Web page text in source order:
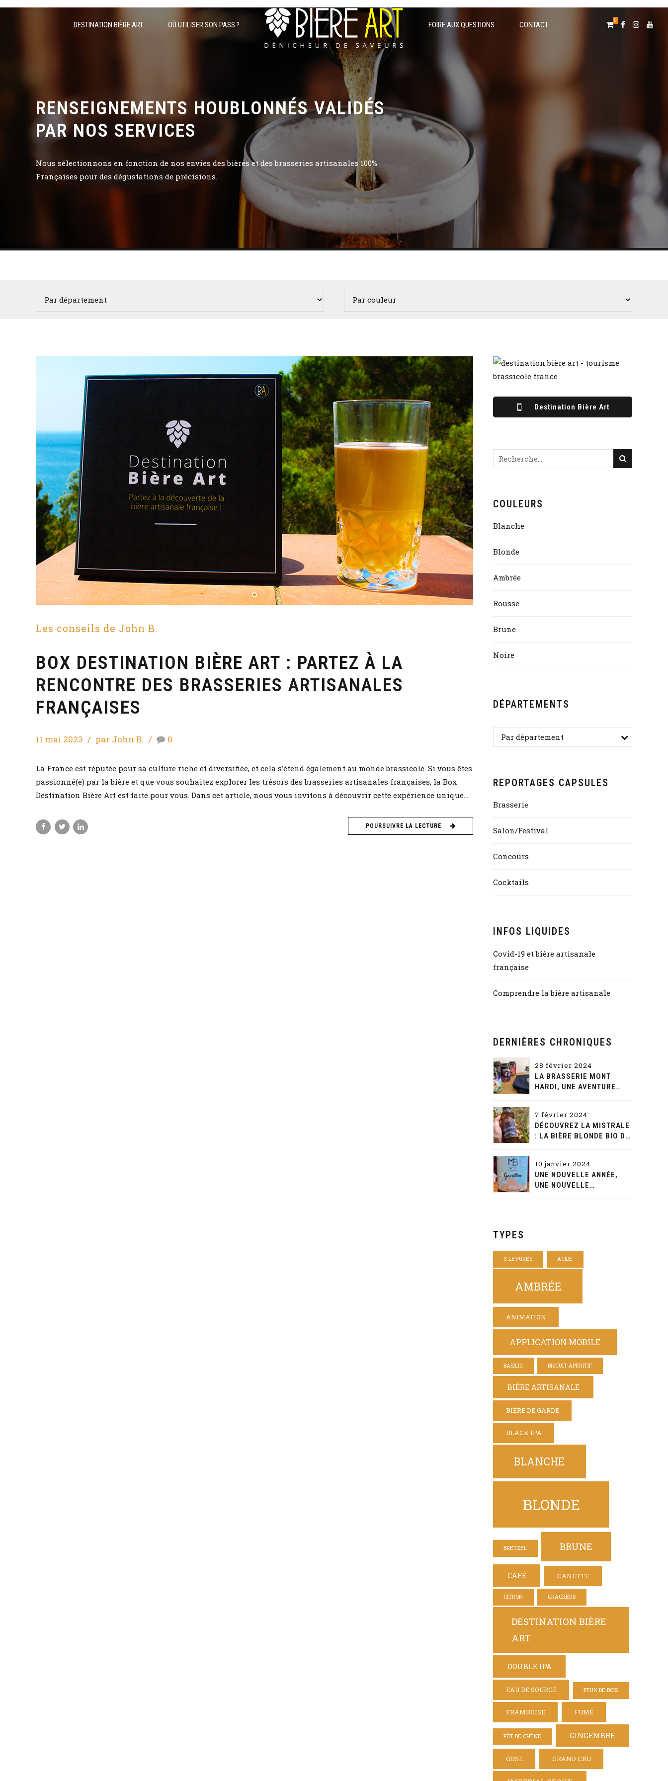
0
DESTINATION BIÈRE ART OÙ UTILISER SON PASS ? FOIRE AUX QUESTIONS CONTACT
RENSEIGNEMENTS HOUBLONNÉS VALIDÉS
PAR NOS SERVICES
Nous sélectionnons en fonction de nos envies des bières et des brasseries artisanales 100%
Françaises pour des dégustations de précisions.
Les conseils de John B.
BOX DESTINATION BIÈRE ART : PARTEZ À LA
RENCONTRE DES BRASSERIES ARTISANALES
FRANÇAISES
11 mai 2023 par John B. 0
La France est réputée pour sa culture riche et diversifiée, et cela s’étend également au monde brassicole. Si vous êtes
passionné(e) par la bière et que vous souhaitez explorer les trésors des brasseries artisanales françaises, la Box
Destination Bière Art est faite pour vous. Dans cet article, nous vous invitons à découvrir cette expérience unique...
POURSUIVRE LA LECTURE
Destination Bière Art
COULEURS
Blanche
Blonde
Ambrée
Rousse
Brune
Noire
DÉPARTEMENTS
Par département
REPORTAGES CAPSULES
Brasserie
Salon/Festival
Concours
Cocktails
INFOS LIQUIDES
Covid-19 et bière artisanale
française
Comprendre la bière artisanale
DERNIÈRES CHRONIQUES
28 février 2024
LA BRASSERIE MONT
HARDI, UNE AVENTURE
7 février 2024
DÉCOUVREZ LA MISTRALE
: LA BIÈRE BLONDE BIO DE
10 janvier 2024
UNE NOUVELLE ANNÉE,
UNE NOUVELLE
TYPES
3 LEVURES ACIDE
AMBRÉE
ANIMATION
APPLICATION MOBILE
BASILIC BISCUIT APÉRITIF
BIÈRE ARTISANALE
BIÈRE DE GARDE
BLACK IPA
BLANCHE
BLONDE
BRETZEL BRUNE
CAFÉ CANETTE
CITRON CRACKERS
DESTINATION BIÈRE
ART
DOUBLE IPA
EAU DE SOURCE FEUX DE BOIS
FRAMBOISE FUMÉ
FÛT DE CHÊNE GINGEMBRE
GOSE GRAND CRU